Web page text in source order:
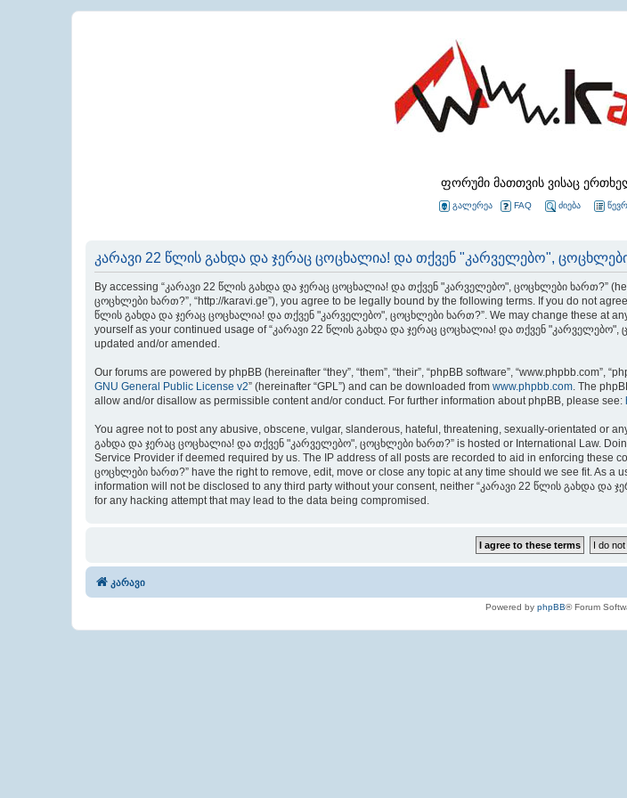
ფორუმი მათთვის ვისაც
გალერეა FAQ ძიება
კარავი 22 წლის გახდა და ჯერაც ცოცხალია! და თქვენ "კარველებო",
By accessing “კარავი 22 წლის გახდა და ჯერაც ცოცხალია! და თქვენ "კარველებო", ცოცხლები ხართ?”
ცოცხლები ხართ?”, “http://karavi.ge”), you agree to be legally bound by the following terms. If you do not
წლის გახდა და ჯერაც ცოცხალია! და თქვენ "კარველებო", ცოცხლები ხართ?”. We may change these at
yourself as your continued usage of “კარავი 22 წლის გახდა და ჯერაც ცოცხალია! და თქვენ
updated and/or amended.
Our forums are powered by phpBB (hereinafter “they”, “them”, “their”, “phpBB software”, “www.phpbb.com”,
GNU General Public License v2” (hereinafter “GPL”) and can be downloaded from www.phpbb.com. The
allow and/or disallow as permissible content and/or conduct. For further information about phpBB, please see:
You agree not to post any abusive, obscene, vulgar, slanderous, hateful, threatening, sexually-orientated or
გახდა და ჯერაც ცოცხალია! და თქვენ "კარველებო", ცოცხლები ხართ?” is hosted or International Law.
Service Provider if deemed required by us. The IP address of all posts are recorded to aid in enforcing
ცოცხლები ხართ?” have the right to remove, edit, move or close any topic at any time should we see fit. As
information will not be disclosed to any third party without your consent, neither “კარავი 22 წლის გახდა
for any hacking attempt that may lead to the data being compromised.
კარავი
Powered by phpBB® Forum